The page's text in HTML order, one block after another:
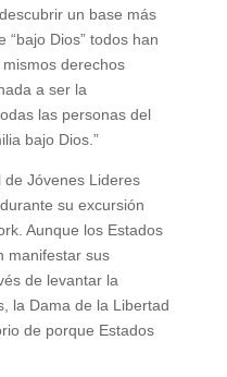
un base más
Dios” todos han
derechos
a ser la
las personas del
bajo Dios.”
de Jóvenes Lideres
su excursión
Aunque los Estados
manifestar sus
de levantar la
la Dama de la Libertad
de porque Estados